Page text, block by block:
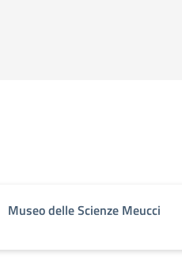
Museo delle Scienze Meucci